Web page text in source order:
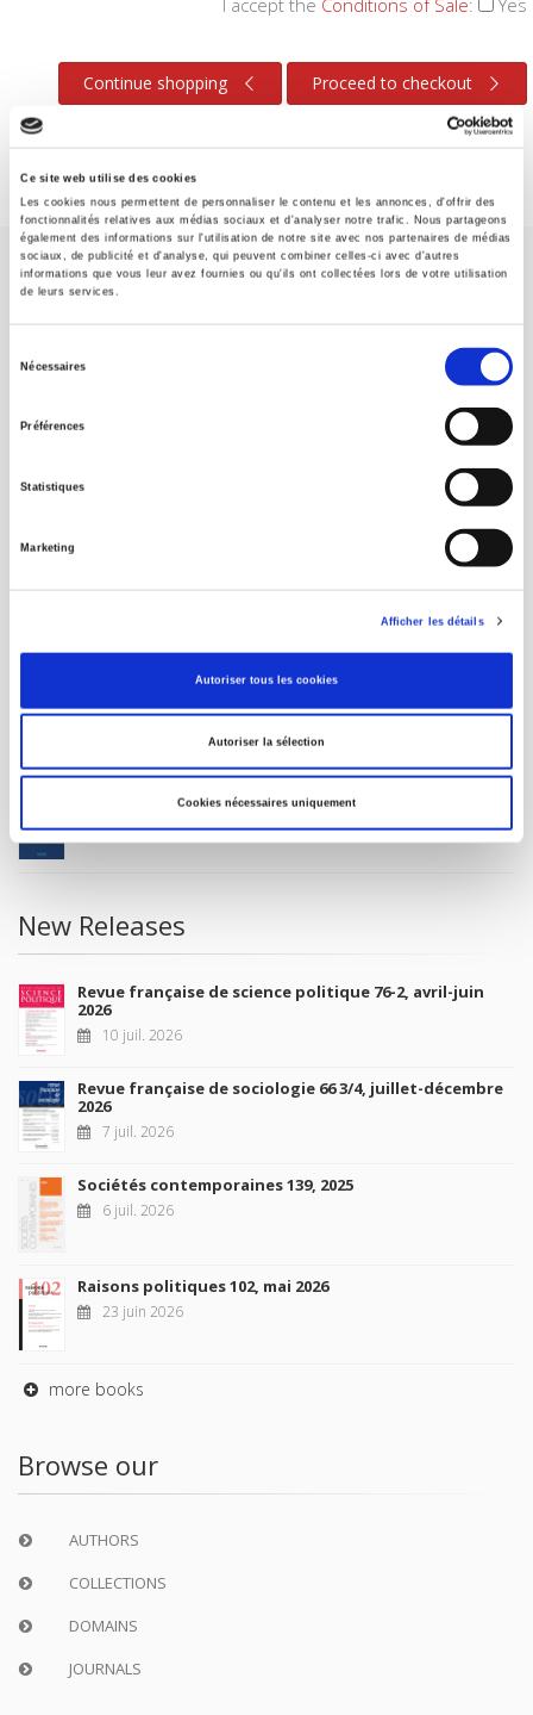
Ce site web utilise des cookies
Les cookies nous permettent de personnaliser le contenu et les annonces, d'offrir des
fonctionnalités relatives aux médias sociaux et d'analyser notre trafic. Nous partageons
également des informations sur l'utilisation de notre site avec nos partenaires de médias
sociaux, de publicité et d'analyse, qui peuvent combiner celles-ci avec d'autres
informations que vous leur avez fournies ou qu'ils ont collectées lors de votre utilisation
de leurs services.
Nécessaires
Préférences
Statistiques
Marketing
Afficher les détails
Autoriser tous les cookies
Autoriser la sélection
Cookies nécessaires uniquement
I accept the Conditions of Sale: Yes
Continue shopping Proceed to checkout
SCIENCES PO UNIVERSITY PRESS has a threefold role: to publish
help public and political debate.
FOREIGN RIGHTS
MY ACCOUNT
Future Releases
La France et l'Union européenne
4 sept. 2026
New Releases
Revue française de science politique 76-2, avril-juin
2026
10 juil. 2026
Revue française de sociologie 66 3/4, juillet-décembre
2026
7 juil. 2026
Sociétés contemporaines 139, 2025
6 juil. 2026
Raisons politiques 102, mai 2026
23 juin 2026
more books
Browse our
AUTHORS
COLLECTIONS
DOMAINS
JOURNALS